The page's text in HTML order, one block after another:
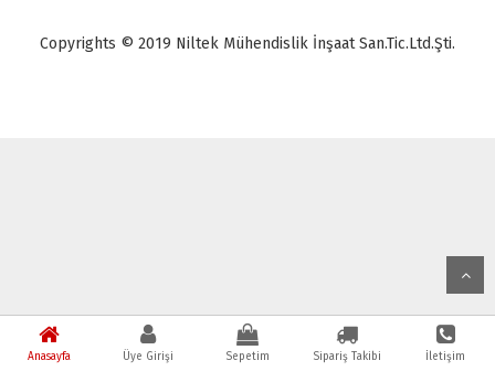
Anasayfa Üye Girişi Sepetim Sipariş Takibi İletişim
Copyrights © 2019 Niltek Mühendislik İnşaat San.Tic.Ltd.Şti.